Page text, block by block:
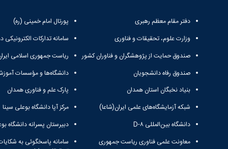
دفتر مقام معظم رهبری
وزارت علوم، تحقیقات و فناوری
صندوق حمایت از پژوهشگران و فناوران کشور
صندوق رفاه دانشجویان
بنیاد نخبگان استان همدان
شبکه آزمایشگاه‌های علمی ایران(شاعا)
دانشگاه بین‌المللی D-۸
معاونت علمی فناوری ریاست جمهوری
پورتال امام خمینی (ره)
سامانه تدارکات الکترونیکی
ریاست جمهوری اسلامی
دانشگاه‌ها و مؤسسات
پارک علم و فناوری همدان
مرکز آپا دانشگاه بوعلی سینا
دبیرستان پسرانه دانشگاه
سامانه پاسخگوئی به